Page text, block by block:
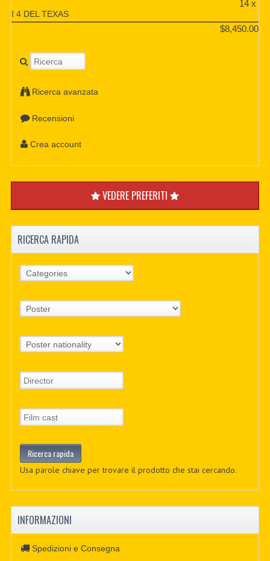
14 x
I 4 DEL TEXAS
$8,450.00
Ricerca avanzata
Recensioni
Crea account
VEDERE PREFERITI
RICERCA RAPIDA
Usa parole chiave per trovare il prodotto che stai cercando.
INFORMAZIONI
Spedizioni e Consegna